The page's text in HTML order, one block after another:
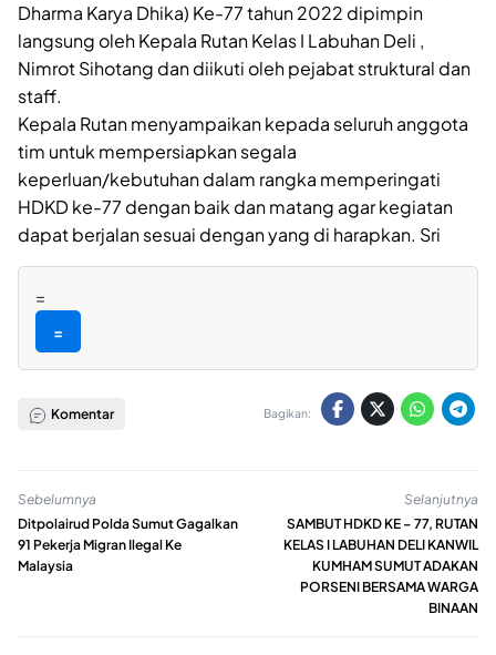
Dharma Karya Dhika) Ke-77 tahun 2022 dipimpin
langsung oleh Kepala Rutan Kelas I Labuhan Deli ,
Nimrot Sihotang dan diikuti oleh pejabat struktural dan
staff.
Kepala Rutan menyampaikan kepada seluruh anggota
tim untuk mempersiapkan segala
keperluan/kebutuhan dalam rangka memperingati
HDKD ke-77 dengan baik dan matang agar kegiatan
dapat berjalan sesuai dengan yang di harapkan. Sri
=
=
Komentar Bagikan:
Sebelumnya
Ditpolairud Polda Sumut Gagalkan
91 Pekerja Migran Ilegal Ke
Malaysia
Selanjutnya
SAMBUT HDKD KE – 77, RUTAN
KELAS I LABUHAN DELI KANWIL
KUMHAM SUMUT ADAKAN
PORSENI BERSAMA WARGA
BINAAN